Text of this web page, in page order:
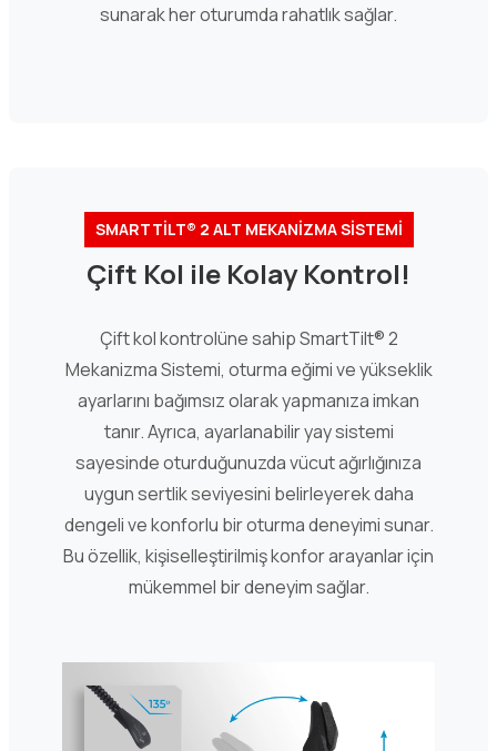
sunarak her oturumda rahatlık sağlar.
SMARTTİLT® 2 ALT MEKANİZMA SİSTEMİ
Çift Kol ile Kolay Kontrol!
Çift kol kontrolüne sahip SmartTilt® 2
Mekanizma Sistemi, oturma eğimi ve yükseklik
ayarlarını bağımsız olarak yapmanıza imkan
tanır. Ayrıca, ayarlanabilir yay sistemi
sayesinde oturduğunuzda vücut ağırlığınıza
uygun sertlik seviyesini belirleyerek daha
dengeli ve konforlu bir oturma deneyimi sunar.
Bu özellik, kişiselleştirilmiş konfor arayanlar için
mükemmel bir deneyim sağlar.